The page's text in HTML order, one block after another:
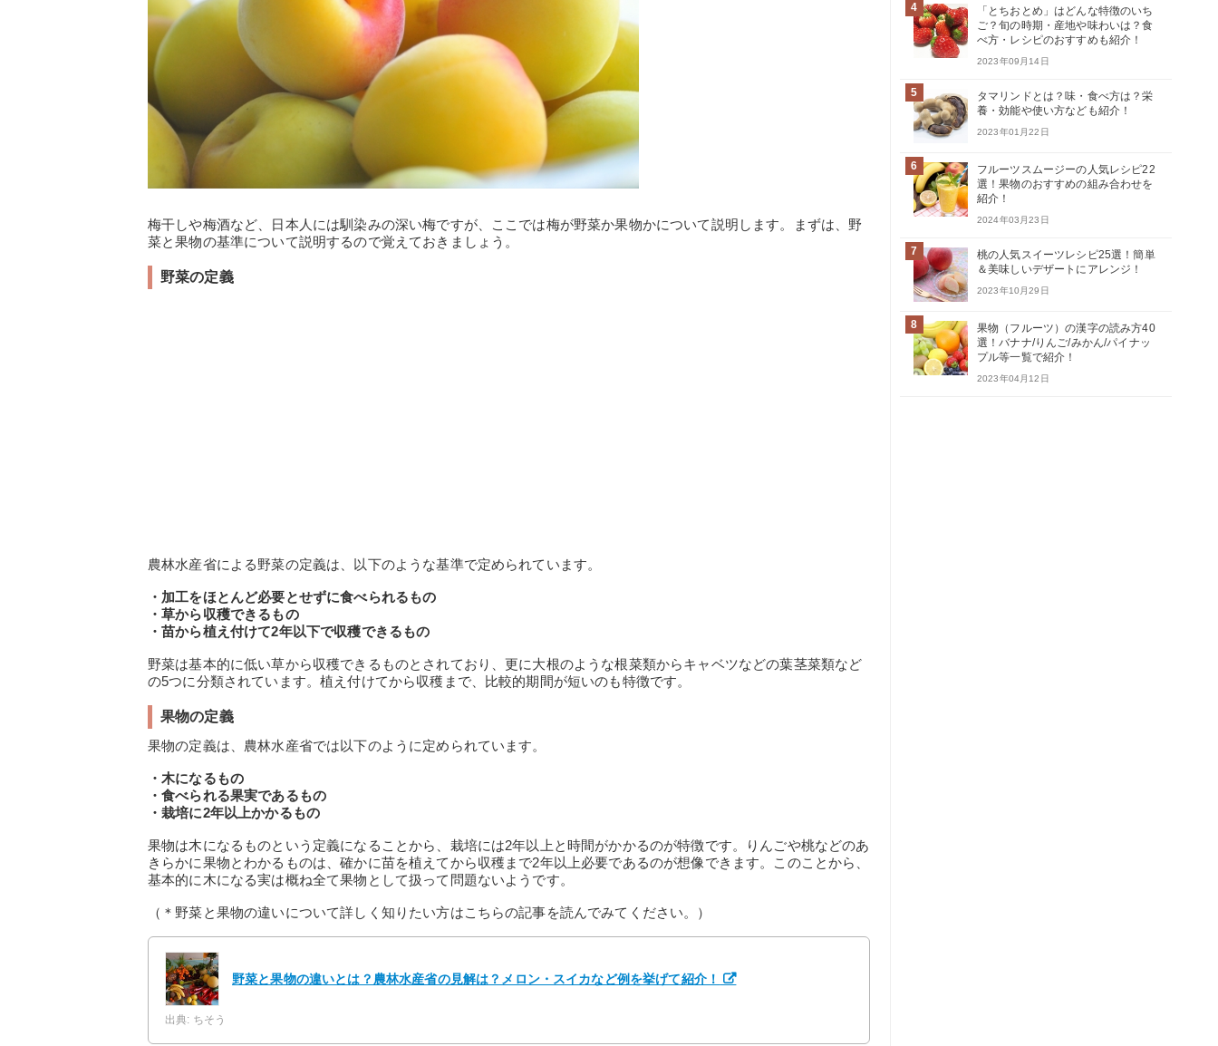
梅干しや梅酒など、日本人には馴染みの深い梅ですが、ここでは梅が野菜か果物かについて説明します。まずは、野
菜と果物の基準について説明するので覚えておきましょう。
野菜の定義
農林水産省による野菜の定義は、以下のような基準で定められています。
・加工をほとんど必要とせずに食べられるもの
・草から収穫できるもの
・苗から植え付けて2年以下で収穫できるもの
野菜は基本的に低い草から収穫できるものとされており、更に大根のような根菜類からキャベツなどの葉茎菜類など
の5つに分類されています。植え付けてから収穫まで、比較的期間が短いのも特徴です。
果物の定義
果物の定義は、農林水産省では以下のように定められています。
・木になるもの
・食べられる果実であるもの
・栽培に2年以上かかるもの
果物は木になるものという定義になることから、栽培には2年以上と時間がかかるのが特徴です。りんごや桃などのあ
きらかに果物とわかるものは、確かに苗を植えてから収穫まで2年以上必要であるのが想像できます。このことから、
基本的に木になる実は概ね全て果物として扱って問題ないようです。
（＊野菜と果物の違いについて詳しく知りたい方はこちらの記事を読んでみてください。）
野菜と果物の違いとは？農林水産省の見解は？メロン・スイカなど例を挙げて紹介！
出典: ちそう
4
「とちおとめ」はどんな特徴のいち
ご？旬の時期・産地や味わいは？食
べ方・レシピのおすすめも紹介！
2023年09月14日
5
タマリンドとは？味・食べ方は？栄
養・効能や使い方なども紹介！
2023年01月22日
6
フルーツスムージーの人気レシピ22
選！果物のおすすめの組み合わせを
紹介！
2024年03月23日
7
桃の人気スイーツレシピ25選！簡単
＆美味しいデザートにアレンジ！
2023年10月29日
8
果物（フルーツ）の漢字の読み方40
選！バナナ/りんご/みかん/パイナッ
プル等一覧で紹介！
2023年04月12日